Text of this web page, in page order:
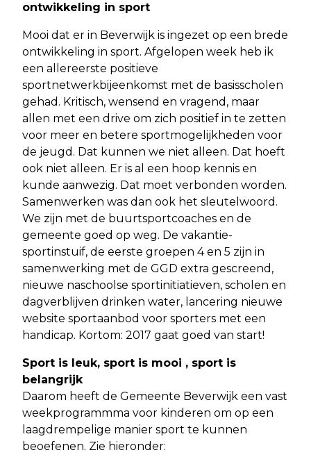
ontwikkeling in sport
Mooi dat er in Beverwijk is ingezet op een brede
ontwikkeling in sport. Afgelopen week heb ik
een allereerste positieve
sportnetwerkbijeenkomst met de basisscholen
gehad. Kritisch, wensend en vragend, maar
allen met een drive om zich positief in te zetten
voor meer en betere sportmogelijkheden voor
de jeugd. Dat kunnen we niet alleen. Dat hoeft
ook niet alleen. Er is al een hoop kennis en
kunde aanwezig. Dat moet verbonden worden.
Samenwerken was dan ook het sleutelwoord.
We zijn met de buurtsportcoaches en de
gemeente goed op weg. De vakantie-
sportinstuif, de eerste groepen 4 en 5 zijn in
samenwerking met de GGD extra gescreend,
nieuwe naschoolse sportinitiatieven, scholen en
dagverblijven drinken water, lancering nieuwe
website sportaanbod voor sporters met een
handicap. Kortom: 2017 gaat goed van start!
Sport is leuk, sport is mooi , sport is
belangrijk
Daarom heeft de Gemeente Beverwijk een vast
weekprogrammma voor kinderen om op een
laagdrempelige manier sport te kunnen
beoefenen. Zie hieronder: